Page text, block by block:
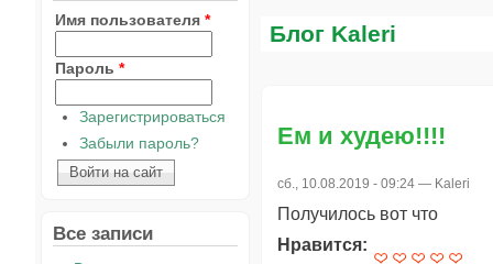
Блог Kaleri
Ем и худею!!!!
сб., 10.08.2019 - 09:24 — Kaleri
Получилось вот что
Нравится:
Имя пользователя *
Пароль *
Зарегистрироваться
Забыли пароль?
Все записи